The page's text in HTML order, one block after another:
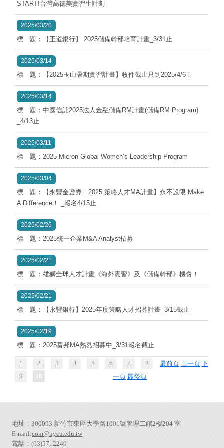
START!台灣高德美實習生計劃
2025/03/20
標 題：【王道銀行】 2025儲備幹部培育計畫_3/31止
2025/03/14
標 題：【2025玉山暑期實習計畫】收件截止只到2025/4/6！
2025/03/14
標 題：中國信託2025法人金融儲備RM計畫(儲備RM Program)
_4/13止
2025/03/11
標 題：2025 Micron Global Women’s Leadership Program
2025/03/04
標 題：【永豐金證券｜2025 策略人才MA計畫】永不設限 Make
A Difference！ _報名4/15止
2025/02/26
標 題：2025統一企業M&A Analyst招募
2025/02/21
標 題：雄獅全球人才計畫《海外實習》及《儲備幹部》機會！
2025/02/21
標 題：【永豐銀行】2025年度策略人才招募計畫_3/15截止
2025/02/19
標 題：2025富邦MA熱烈招募中_3/31報名截止
最前頁 上一頁
1 2 3 4 5 6 7
8
9
10
下
一頁 最後頁
地址：300093 新竹市東區大學路1001號管理二館2樓204 室
E-mail:com@nycu.edu.tw
電話：(03)5712249